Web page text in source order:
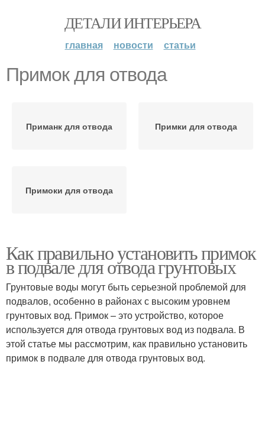
ДЕТАЛИ ИНТЕРЬЕРА
главная новости статьи
Примок для отвода
Приманк для отвода Примки для отвода
Примоки для отвода
Как правильно установить примок
в подвале для отвода грунтовых
Грунтовые воды могут быть серьезной проблемой для
подвалов, особенно в районах с высоким уровнем
грунтовых вод. Примок – это устройство, которое
используется для отвода грунтовых вод из подвала. В
этой статье мы рассмотрим, как правильно установить
примок в подвале для отвода грунтовых вод.